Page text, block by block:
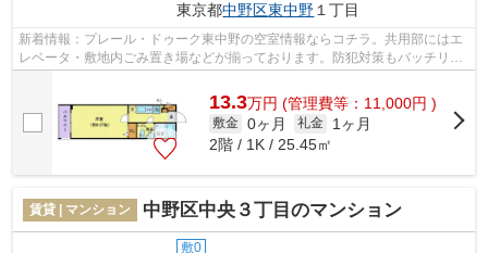
東京都中野区東中野１丁目
新着情報：プレール・ドゥーク東中野の空室情報ならコチラ。共用部にはエ
レベータ・敷地内ごみ置き場などが揃っております。防犯対策もバッチリな
13.3万円 (管理費等：11,000円 )
敷金 0ヶ月 礼金
1ヶ月
2階 / 1K / 25.45㎡
賃貸 | マンション 中野区中央３丁目のマンション
敷0